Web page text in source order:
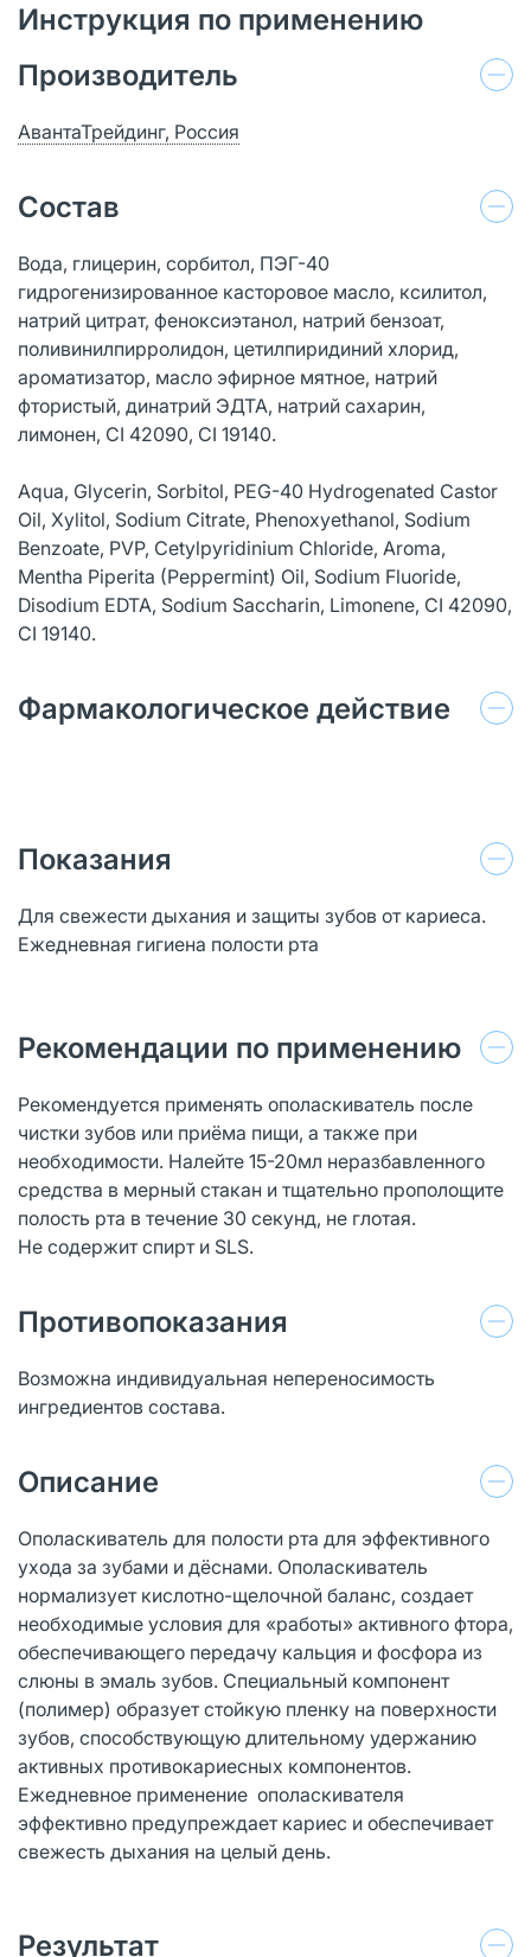
Инструкция по применению
Производитель
АвантаТрейдинг, Россия
Состав
Вода, глицерин, сорбитол, ПЭГ-40
гидрогенизированное касторовое масло, ксилитол,
натрий цитрат, феноксиэтанол, натрий бензоат,
поливинилпирролидон, цетилпиридиний хлорид,
ароматизатор, масло эфирное мятное, натрий
фтористый, динатрий ЭДТА, натрий сахарин,
лимонен, СI 42090, CI 19140.
Aqua, Glycerin, Sorbitol, PEG-40 Hydrogenated Castor
Oil, Xylitol, Sodium Citrate, Phenoxyethanol, Sodium
Benzoate, PVP, Cetylpyridinium Chloride, Aroma,
Mentha Piperita (Peppermint) Oil, Sodium Fluoride,
Disodium EDTA, Sodium Saccharin, Limonene, СI 42090,
CI 19140.
Фармакологическое действие
Показания
Для свежести дыхания и защиты зубов от кариеса.
Ежедневная гигиена полости рта
Рекомендации по применению
Рекомендуется применять ополаскиватель после
чистки зубов или приёма пищи, а также при
необходимости. Налейте 15-20мл неразбавленного
средства в мерный стакан и тщательно прополощите
полость рта в течение 30 секунд, не глотая.
Не содержит спирт и SLS.
Противопоказания
Возможна индивидуальная непереносимость
ингредиентов состава.
Описание
Ополаскиватель для полости рта для эффективного
ухода за зубами и дёснами. Ополаскиватель
нормализует кислотно-щелочной баланс, создает
необходимые условия для «работы» активного фтора,
обеспечивающего передачу кальция и фосфора из
слюны в эмаль зубов. Специальный компонент
(полимер) образует стойкую пленку на поверхности
зубов, способствующую длительному удержанию
активных противокариесных компонентов.
Ежедневное применение ополаскивателя
эффективно предупреждает кариес и обеспечивает
свежесть дыхания на целый день.
Результат